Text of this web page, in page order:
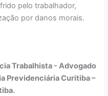
pelo trabalhador,
por danos morais.
Trabalhista - Advogado
Previdenciária Curitiba –